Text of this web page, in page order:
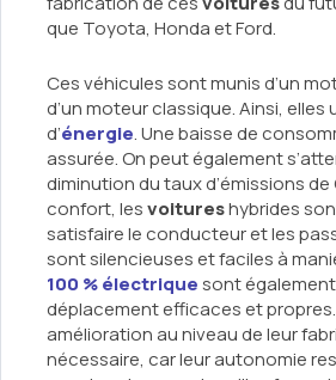
que Toyota, Honda et Ford.
Ces véhicules sont munis d’un
d’un moteur classique. Ainsi, elles
d’énergie. Une baisse de
assurée. On peut également
diminution du taux d’émissions de
confort, lesvoitureshybrides
satisfaire le conducteur et les
sont silencieuses et faciles à
100 % électriquesont
déplacement efficaces et
amélioration au niveau de leur
nécessaire, car leur autonomie